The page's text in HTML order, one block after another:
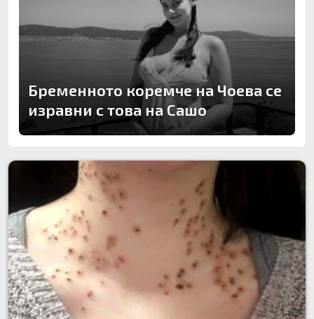
Бременното коремче на Чоева се
изравни с това на Сашо